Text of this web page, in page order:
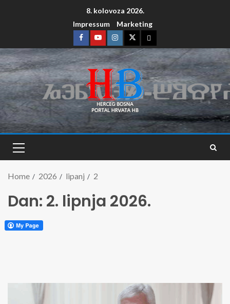
8. kolovoza 2026.
Impressum
Marketing
Home 2026 lipanj 2
Dan: 2. lipnja 2026.